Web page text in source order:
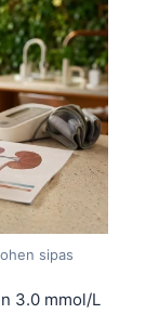
sipas
3.0 mmol/L